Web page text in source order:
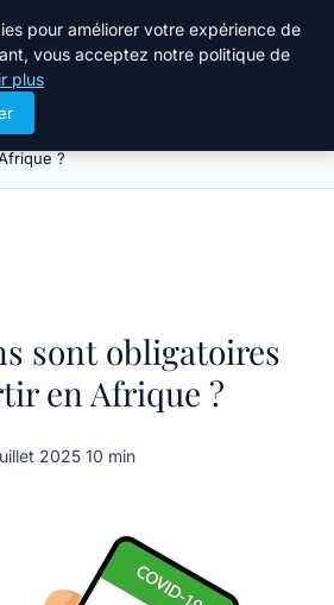
vaccins sont obligatoires avant de partir
?
sont obligatoires
en Afrique ?
2025·10 min
pour améliorer votre expérience de
vous acceptez notre politique de
plus